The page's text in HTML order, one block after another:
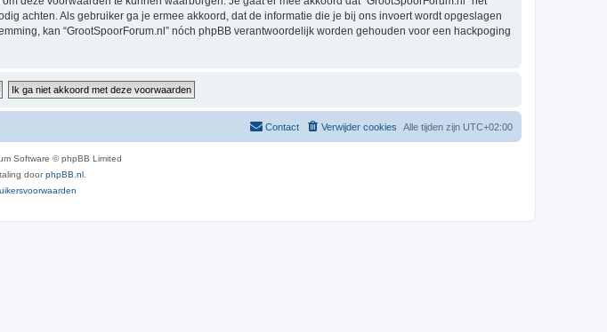
achten. Als gebruiker ga je ermee akkoord, dat de informatie die je bij ons invoert wordt opgeslagen
kan “GrootSpoorForum.nl” nóch phpBB verantwoordelijk worden gehouden voor een hackpoging
Alle tijden zijn UTC+02:00
Verwijder cookies
Contact
Software © phpBB Limited
doorphpBB.nl